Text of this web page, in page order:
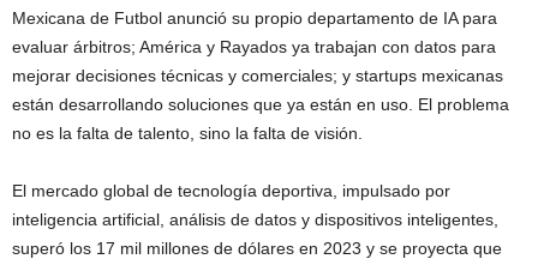
Mexicana de Futbol anunció su propio departamento de IA para
evaluar árbitros; América y Rayados ya trabajan con datos para
mejorar decisiones técnicas y comerciales; y startups mexicanas
están desarrollando soluciones que ya están en uso. El problema
no es la falta de talento, sino la falta de visión.
El mercado global de tecnología deportiva, impulsado por
inteligencia artificial, análisis de datos y dispositivos inteligentes,
superó los 17 mil millones de dólares en 2023 y se proyecta que